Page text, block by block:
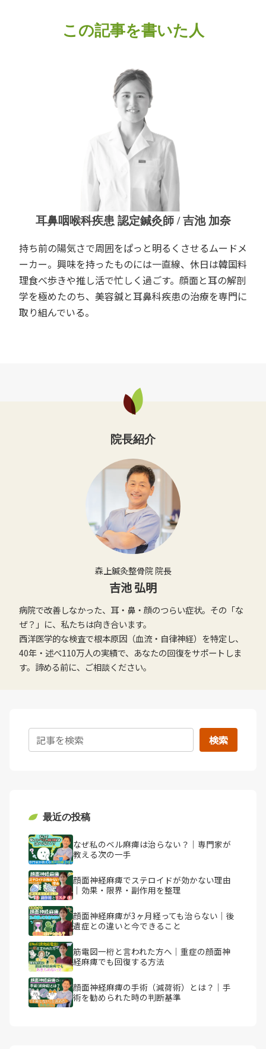
この記事を書いた人
耳鼻咽喉科疾患 認定鍼灸師 / 吉池 加奈
持ち前の陽気さで周囲をぱっと明るくさせるムードメ
ーカー。興味を持ったものには一直線、休日は韓国料
理食べ歩きや推し活で忙しく過ごす。顔面と耳の解剖
学を極めたのち、美容鍼と耳鼻科疾患の治療を専門に
取り組んでいる。
院長紹介
森上鍼灸整骨院 院長
吉池 弘明
病院で改善しなかった、耳・鼻・顔のつらい症状。その「な
ぜ？」に、私たちは向き合います。
西洋医学的な検査で根本原因（血流・自律神経）を特定し、
40年・述べ110万人の実績で、あなたの回復をサポートしま
す。諦める前に、ご相談ください。
検索
最近の投稿
なぜ私のベル麻痺は治らない？｜専門家が
教える次の一手
顔面神経麻痺でステロイドが効かない理由
｜効果・限界・副作用を整理
顔面神経麻痺が3ヶ月経っても治らない｜後
遺症との違いと今できること
筋電図一桁と言われた方へ｜重症の顔面神
経麻痺でも回復する方法
顔面神経麻痺の手術（減荷術）とは？｜手
術を勧められた時の判断基準